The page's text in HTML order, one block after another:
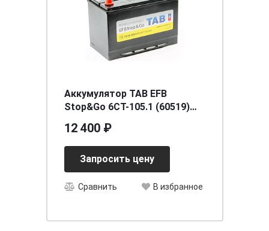
Аккумулятор TAB EFB
Stop&Go 6СТ-105.1 (60519)
12 400 ₽
Запросить цену
Сравнить В избранное